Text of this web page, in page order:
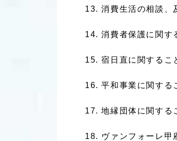
消費生活の相談、
消費者保護に関す
宿日直に関するこ
平和事業に関する
地縁団体に関する
ヴァンフォーレ甲